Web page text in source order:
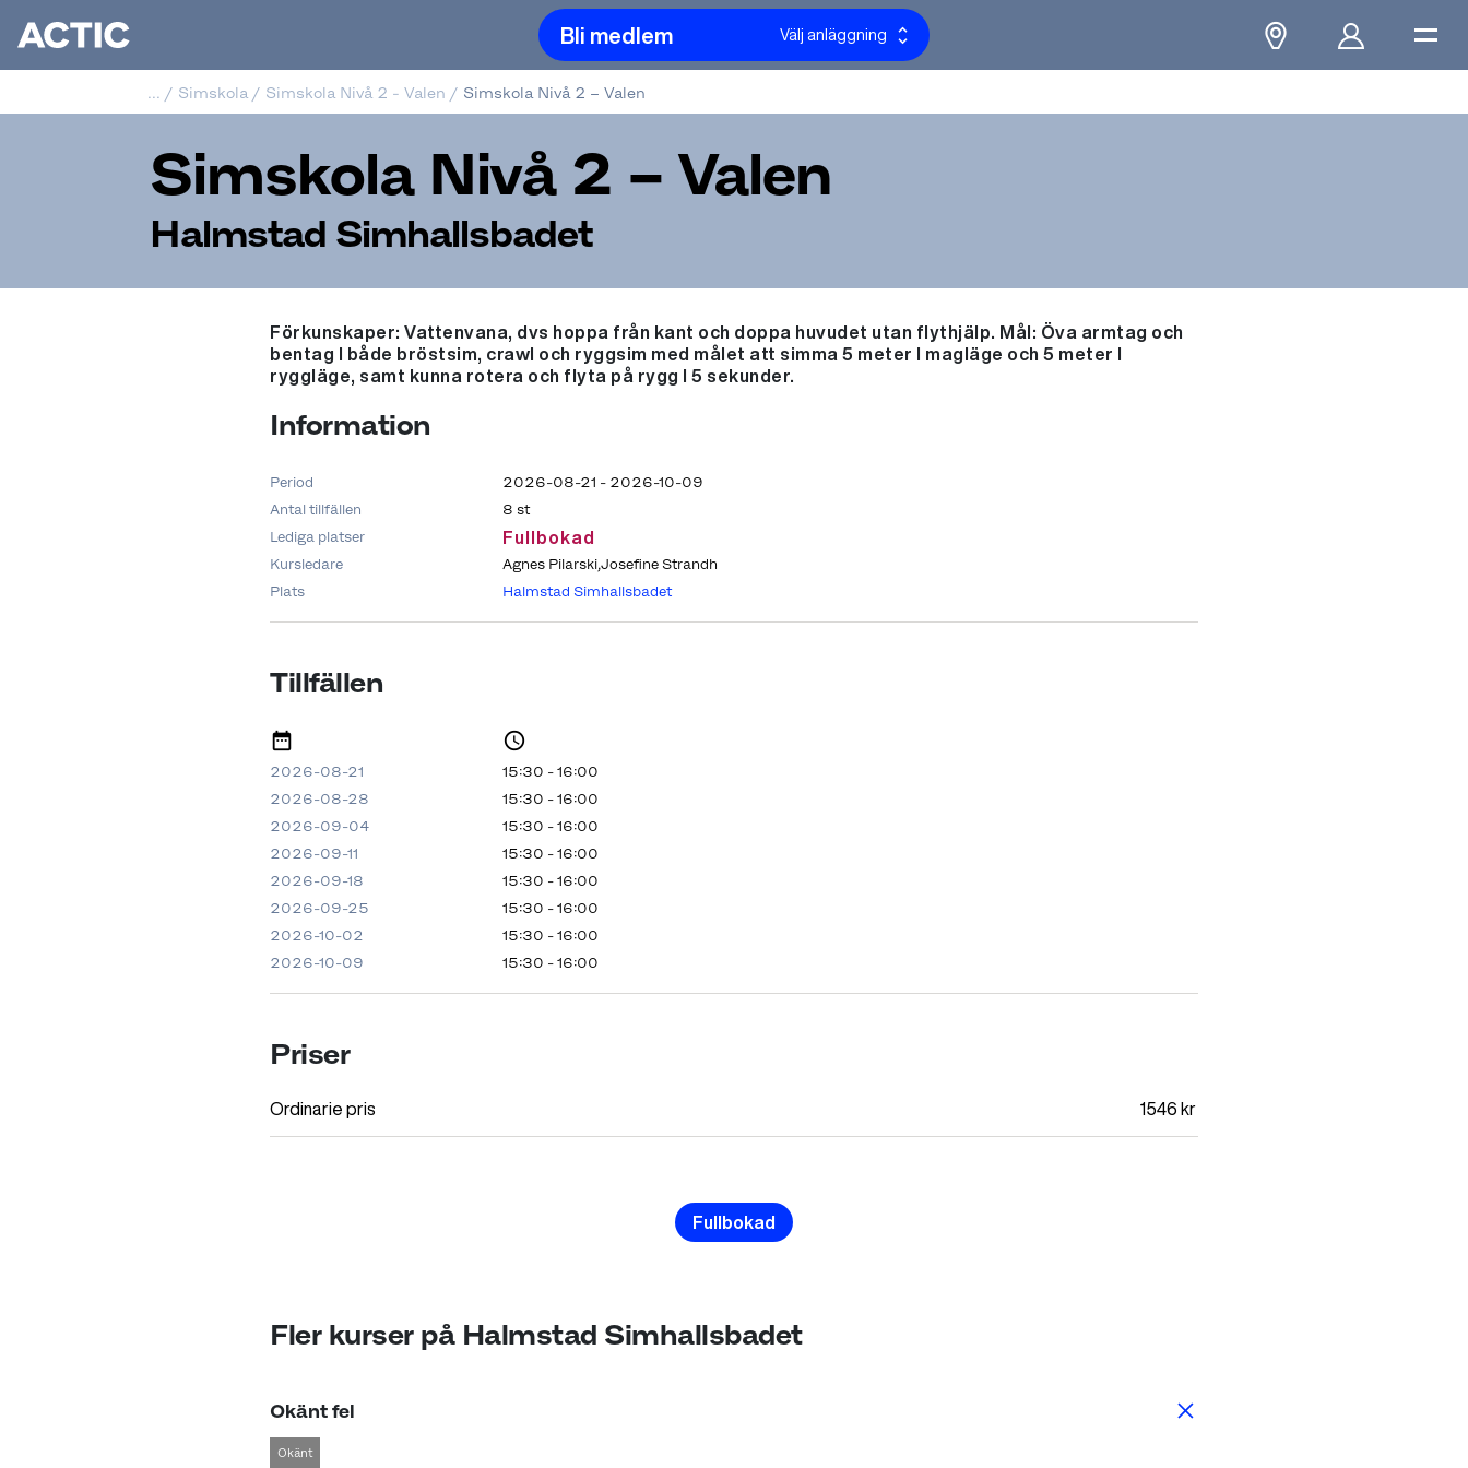
Bli medlem Välj anläggning
... / Simskola / Simskola Nivå 2 - Valen / Simskola Nivå 2 – Valen
Simskola Nivå 2 – Valen
Halmstad Simhallsbadet
Förkunskaper: Vattenvana, dvs hoppa från kant och doppa huvudet utan flythjälp. Mål: Öva armtag och
bentag I både bröstsim, crawl och ryggsim med målet att simma 5 meter I magläge och 5 meter I
ryggläge, samt kunna rotera och flyta på rygg I 5 sekunder.
Information
Period
2026-08-21 - 2026-10-09
Antal tillfällen
8 st
Lediga platser
Fullbokad
Kursledare
Agnes Pilarski,Josefine Strandh
Plats
Halmstad Simhallsbadet
Tillfällen
2026-08-21
15:30 - 16:00
2026-08-28
15:30 - 16:00
2026-09-04
15:30 - 16:00
2026-09-11
15:30 - 16:00
2026-09-18
15:30 - 16:00
2026-09-25
15:30 - 16:00
2026-10-02
15:30 - 16:00
2026-10-09
15:30 - 16:00
Priser
Ordinarie pris 1546 kr
Fullbokad
Fler kurser på Halmstad Simhallsbadet
Okänt fel
Okänt